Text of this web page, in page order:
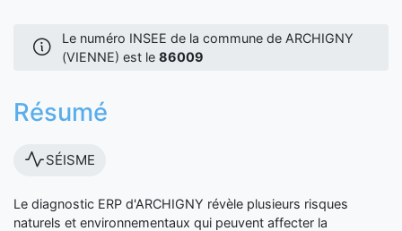
Le numéro INSEE de la commune de ARCHIGNY
(VIENNE) est le 86009
Résumé
SÉISME
Le diagnostic ERP d'ARCHIGNY révèle plusieurs risques
naturels et environnementaux qui peuvent affecter la